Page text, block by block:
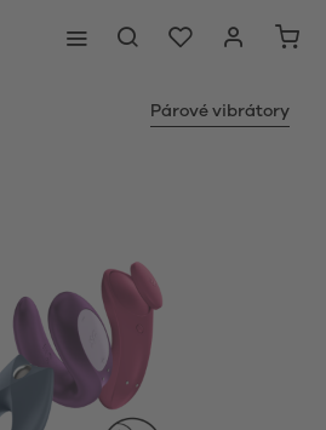
Párové vibrátory